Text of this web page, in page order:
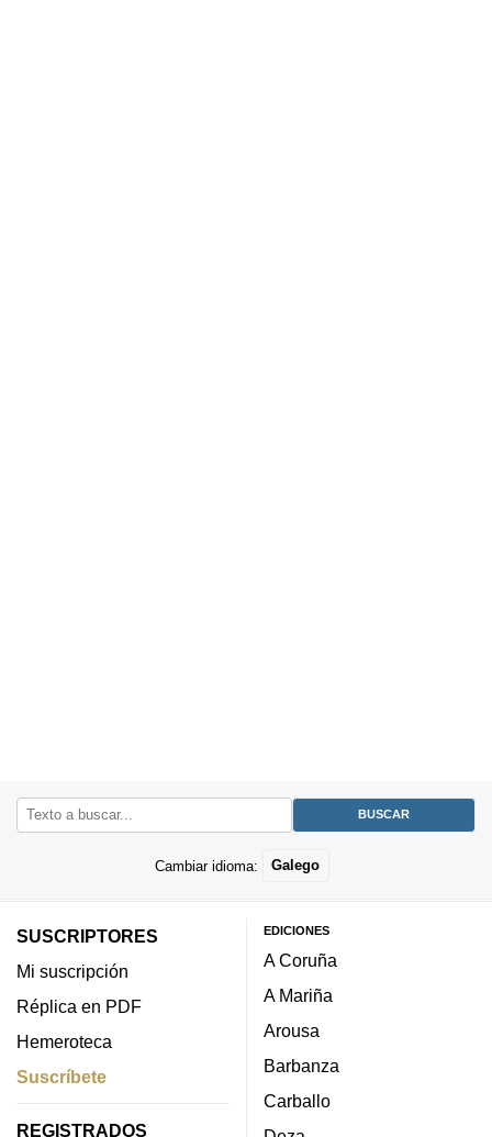
Cambiar idioma: Galego
SUSCRIPTORES
Mi suscripción
Réplica en PDF
Hemeroteca
Suscríbete
REGISTRADOS
EDICIONES
A Coruña
A Mariña
Arousa
Barbanza
Carballo